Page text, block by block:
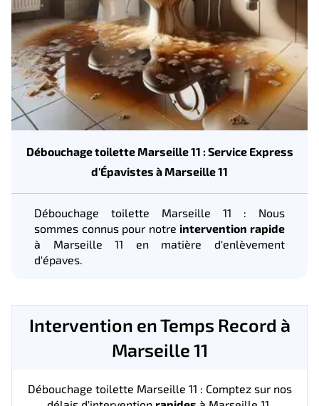
Débouchage toilette Marseille 11 : Service Express
d'Épavistes à Marseille 11
Débouchage toilette Marseille 11 : Nous
sommes connus pour notre intervention rapide
à Marseille 11 en matière d'enlèvement
d'épaves.
Intervention en Temps Record à
Marseille 11
Débouchage toilette Marseille 11 : Comptez sur nos